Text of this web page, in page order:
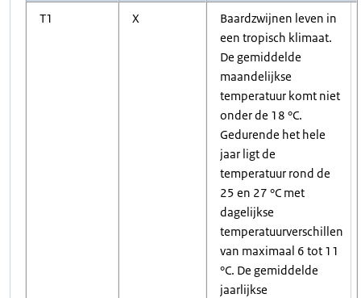
T1 X
Baardzwijnen leven in
een tropisch klimaat.
De gemiddelde
maandelijkse
temperatuur komt niet
onder de 18 °C.
Gedurende het hele
jaar ligt de
temperatuur rond de
25 en 27 °C met
dagelijkse
temperatuurverschillen
van maximaal 6 tot 11
°C. De gemiddelde
jaarlijkse